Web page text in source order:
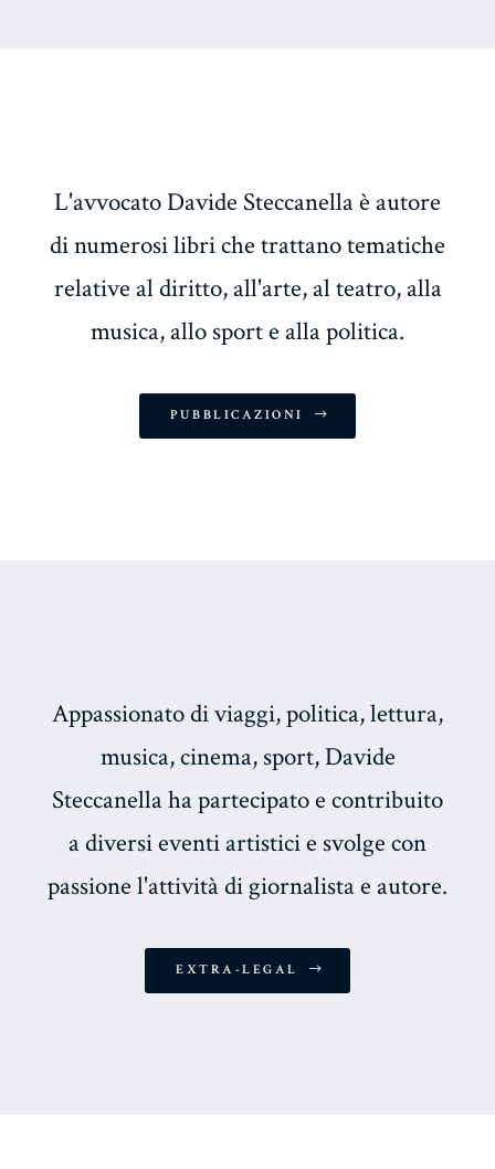
L'avvocato Davide Steccanella è autore
di numerosi libri che trattano tematiche
relative al diritto, all'arte, al teatro, alla
musica, allo sport e alla politica.
PUBBLICAZIONI
Appassionato di viaggi, politica, lettura,
musica, cinema, sport, Davide
Steccanella ha partecipato e contribuito
a diversi eventi artistici e svolge con
passione l'attività di giornalista e autore.
EXTRA-LEGAL